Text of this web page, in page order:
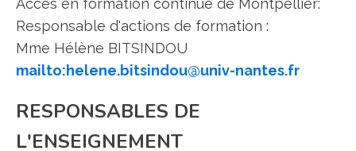
Accès en formation continue de Montpellier:
Responsable d'actions de formation :
Mme Hélène BITSINDOU
mailto:helene.bitsindou@univ-nantes.fr
RESPONSABLES DE
L'ENSEIGNEMENT